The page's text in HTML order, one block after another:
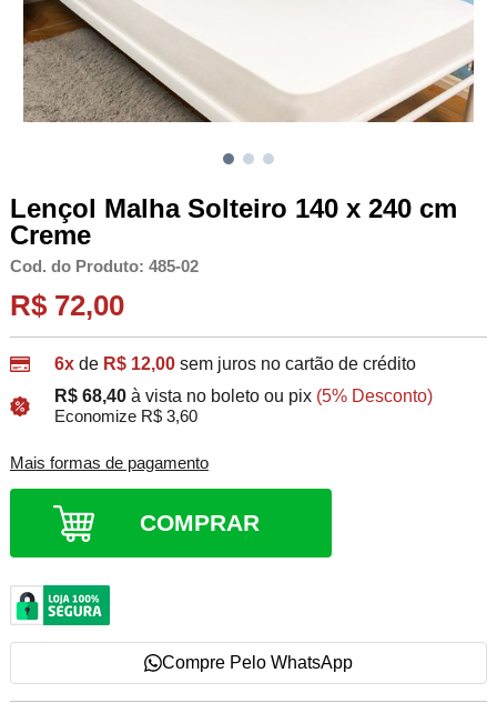
Lençol Malha Solteiro 140 x 240 cm
Creme
Cod. do Produto: 485-02
R$ 72,00
6xde R$ 12,00 sem juros no cartão de crédito
R$ 68,40 à vista no boleto ou pix (5% Desconto)
Economize R$ 3,60
Mais formas de pagamento
COMPRAR
Compre Pelo WhatsApp